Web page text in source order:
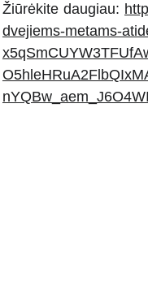
Žiūrėkite daugiau:
dvejiems-metams-